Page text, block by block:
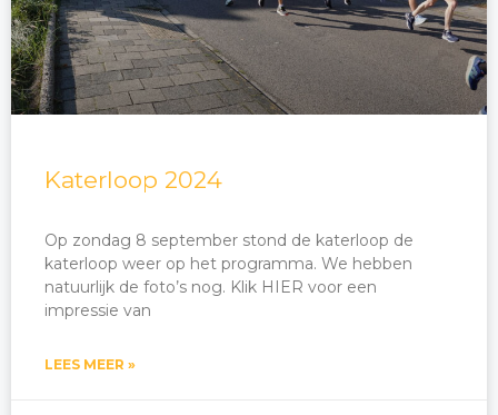
Katerloop 2024
Op zondag 8 september stond de katerloop de
katerloop weer op het programma. We hebben
natuurlijk de foto’s nog. Klik HIER voor een
impressie van
LEES MEER »